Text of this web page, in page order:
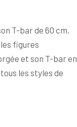
T-bar de 60 cm.
figures
et son T-bar en
les styles de